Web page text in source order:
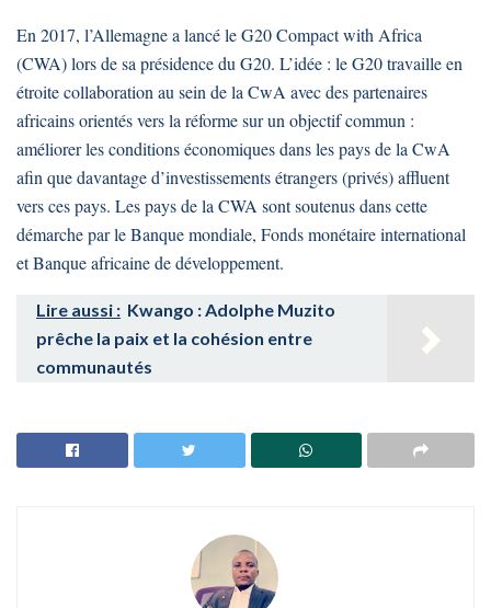
En 2017, l’Allemagne a lancé le G20 Compact with Africa
(CWA) lors de sa présidence du G20. L’idée : le G20 travaille en
étroite collaboration au sein de la CwA avec des partenaires
africains orientés vers la réforme sur un objectif commun :
améliorer les conditions économiques dans les pays de la CwA
afin que davantage d’investissements étrangers (privés) affluent
vers ces pays. Les pays de la CWA sont soutenus dans cette
démarche par le Banque mondiale, Fonds monétaire international
et Banque africaine de développement.
Lire aussi : Kwango : Adolphe Muzito
prêche la paix et la cohésion entre
communautés